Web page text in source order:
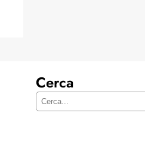
Cerca
C